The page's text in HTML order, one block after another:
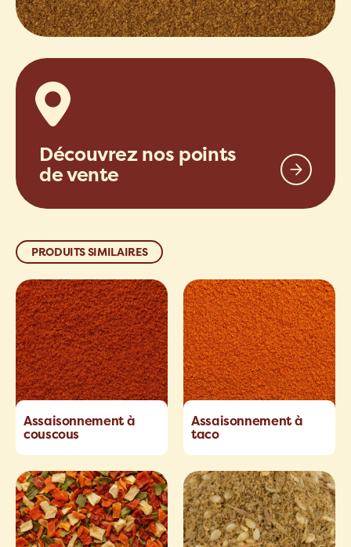
Découvrez nos points
de vente
PRODUITS SIMILAIRES
Assaisonnement à
couscous
Assaisonnement à
taco